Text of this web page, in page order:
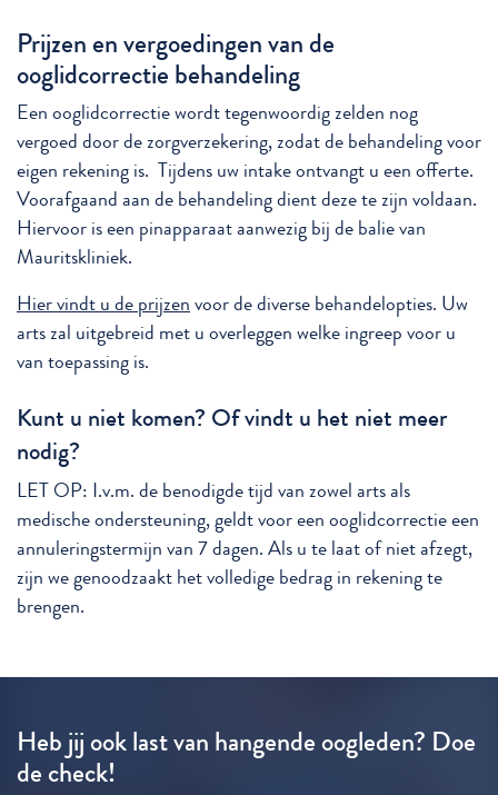
Prijzen en vergoedingen van de
ooglidcorrectie behandeling
Een ooglidcorrectie wordt tegenwoordig zelden nog
vergoed door de zorgverzekering, zodat de behandeling voor
eigen rekening is. Tijdens uw intake ontvangt u een offerte.
Voorafgaand aan de behandeling dient deze te zijn voldaan.
Hiervoor is een pinapparaat aanwezig bij de balie van
Mauritskliniek.
Hier vindt u de prijzen voor de diverse behandelopties. Uw
arts zal uitgebreid met u overleggen welke ingreep voor u
van toepassing is.
Kunt u niet komen? Of vindt u het niet meer
nodig?
LET OP: I.v.m. de benodigde tijd van zowel arts als
medische ondersteuning, geldt voor een ooglidcorrectie een
annuleringstermijn van 7 dagen. Als u te laat of niet afzegt,
zijn we genoodzaakt het volledige bedrag in rekening te
brengen.
Heb jij ook last van hangende oogleden? Doe
de check!